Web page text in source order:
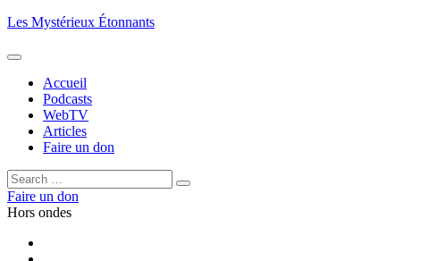
Aller
contenu
Les Mystérieux Étonnants
Accueil
Podcasts
WebTV
Articles
Faire un don
Rechercher :
Rechercher
Faire un don
Hors ondes